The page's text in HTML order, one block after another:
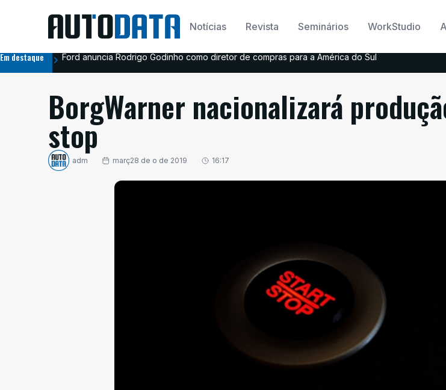
Notícias Revista Seminários WorkStudio
Em destaque Ford anuncia Rodrigo Godinho como diretor de compras para a América do Sul
BorgWarner nacionalizará
stop
adm març28 de o de 2019 16:17